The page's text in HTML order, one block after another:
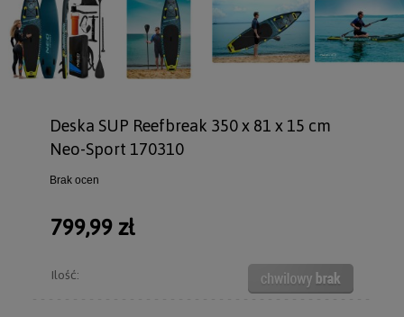
Deska SUP Reefbreak 350 x 81 x 15 cm
Neo-Sport 170310
Brak ocen
799,99 zł
Ilość: